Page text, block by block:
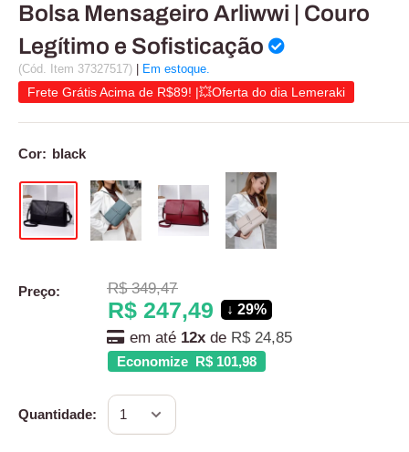
Bolsa Mensageiro Arliwwi | Couro
Legítimo e Sofisticação
(Cód. Item 37327517) Em estoque.
Frete Grátis Acima de R$89! |💥Oferta do dia Lemeraki
Cor: black
Preço:
Translation
missing:
pt-
BR.product.general.regular_price
R$ 349,47
Translation
missing:
pt-
R$ 247,49 ↓ 29%
em até 12x de R$ 24,85
Economize R$ 101,98
Quantidade: